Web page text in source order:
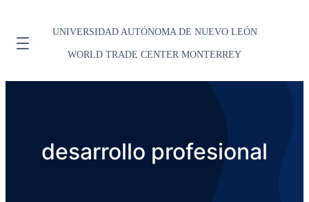
UNIVERSIDAD AUTÓNOMA DE NUEVO LEÓN
WORLD TRADE CENTER MONTERREY
desarrollo profesional